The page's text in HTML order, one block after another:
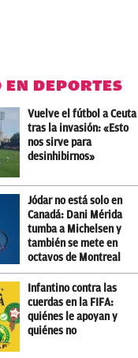
DEPORTES
Vuelve el fútbol a Ceuta
tras la invasión: «Esto
nos sirve para
desinhibirnos»
Jódar no está solo en
Canadá: Dani Mérida
tumba a Michelsen y
también se mete en
octavos de Montreal
Infantino contra las
cuerdas en la FIFA:
quiénes le apoyan y
quiénes no